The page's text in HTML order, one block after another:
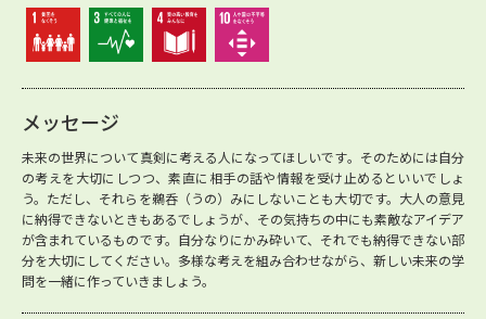
メッセージ
未来の世界について真剣に考える人になってほしいです。そのためには自分
の考えを大切にしつつ、素直に相手の話や情報を受け止めるといいでしょ
う。ただし、それらを鵜呑（うの）みにしないことも大切です。大人の意見
に納得できないときもあるでしょうが、その気持ちの中にも素敵なアイデア
が含まれているものです。自分なりにかみ砕いて、それでも納得できない部
分を大切にしてください。多様な考えを組み合わせながら、新しい未来の学
問を一緒に作っていきましょう。